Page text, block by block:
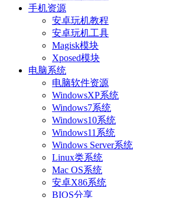
手机资源
安卓玩机教程
安卓玩机工具
Magisk模块
Xposed模块
电脑系统
电脑软件资源
WindowsXP系统
Windows7系统
Windows10系统
Windows11系统
Windows Server系统
Linux类系统
Mac OS系统
安卓X86系统
BIOS分享